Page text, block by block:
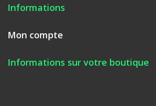
Informations
Mon compte
Informations sur votre boutique